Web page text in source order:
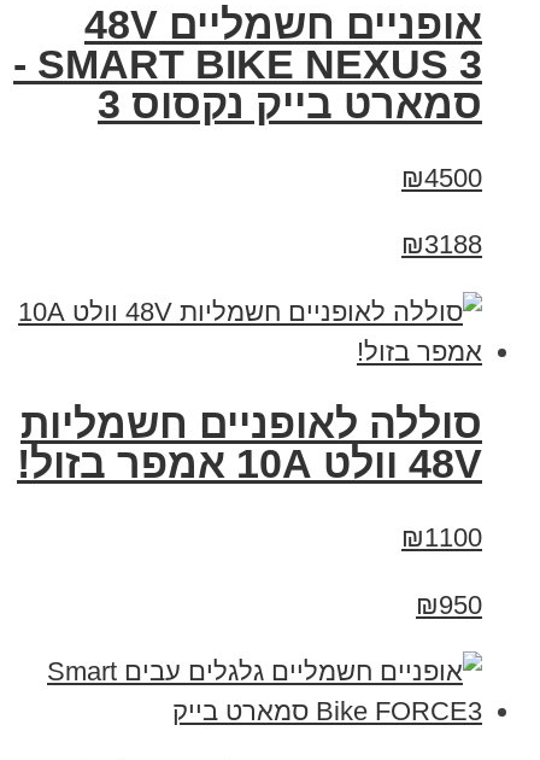
אופניים חשמליים 48V
SMART BIKE NEXUS 3 -
סמארט בייק נקסוס 3
₪4500
₪3188
סוללה לאופניים חשמליות
48V וולט 10A אמפר בזול!
₪1100
₪950